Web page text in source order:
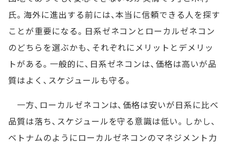
氏。海外に進出する前には、本当に信頼できる人を探す
ことが重要になる。日系ゼネコンとローカルゼネコン
のどちらを選ぶかも、それぞれにメリットとデメリッ
トがある。一般的に、日系ゼネコンは、価格は高いが品
質はよく、スケジュールも守る。
一方、ローカルゼネコンは、価格は安いが日系に比べ
品質は落ち、スケジュールを守る意識は低い。しかし、
ベトナムのようにローカルゼネコンのマネジメント力